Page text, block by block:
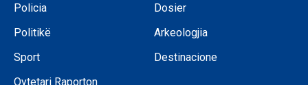
Policia
Politikë
Sport
Qytetari Raporton
Dosier
Arkeologjia
Destinacione